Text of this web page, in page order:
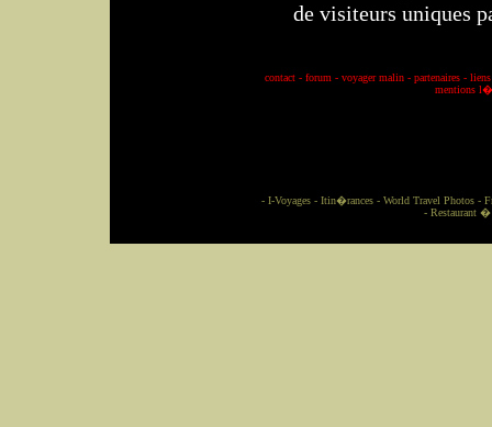
de visiteurs uniques
contact - forum - voyager malin - partenaires - liens
mentions
- I-Voyages- Itin�rances- World Travel Photos-
- Restaurant